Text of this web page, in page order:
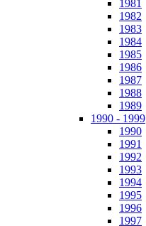
1981
1982
1983
1984
1985
1986
1987
1988
1989
1990 - 1999
1990
1991
1992
1993
1994
1995
1996
1997